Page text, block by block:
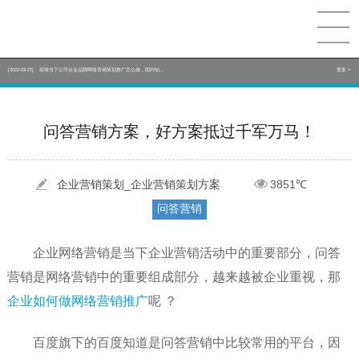
更多 >
[2022-03-27] 疫情当下公司企业品牌网络营销策划推广怎么做，国内知... 更多 >
实体门店如何做网络推广吸引客户，实体店网络营销技巧...
疫情当下公司企业品牌网络营销策划推广怎么做，国内知...
问答营销方案，好方案抵过千军万马！
企业营销策划_企业营销策划方案
3851℃
问答营销
企业网络营销是当下企业营销活动中的重要部分，问答
营销是网络营销中的重要组成部分，越来越被企业重视，那
企业如何做网络营销推广呢 ？
百度旗下的百度知道是问答营销中比较常用的平台，因